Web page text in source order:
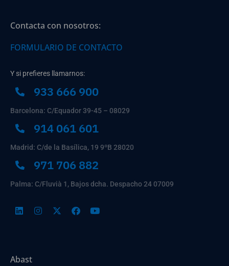
Contacta con nosotros:
FORMULARIO DE CONTACTO
Y si prefieres llamarnos:
933 666 900
Barcelona: C/Equador 39-45 – 08029
914 061 601
Madrid: C/de la Basílica, 19 9ºB 28020
971 706 882
Palma: C/Fluvià 1, Bajos dcha. Despacho 24 07009
Abast